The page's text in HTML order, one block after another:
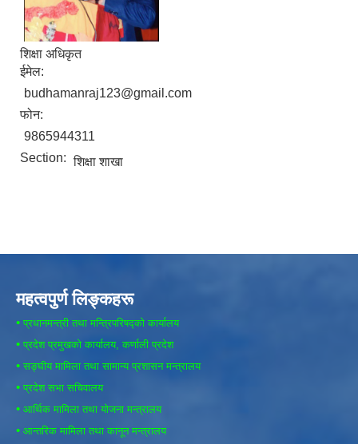
शिक्षा अधिकृत
ईमेल:
budhamanraj123@gmail.com
फोन:
9865944311
Section: शिक्षा शाखा
महत्वपुर्ण लिङ्कहरू
• प्रधानमन्त्री तथा मन्त्रिपरिषद्को कार्यालय
• प्रदेश प्रमुखको कार्यालय, कर्णाली प्रदेश
• सङ्घीय मामिला तथा सामान्य प्रशासन मन्त्रालय
• प्रदेश सभा सचिवालय
• आर्थिक मामिला तथा योजना मन्त्रालय
• आन्तरिक मामिला तथा कानून मन्त्रालय